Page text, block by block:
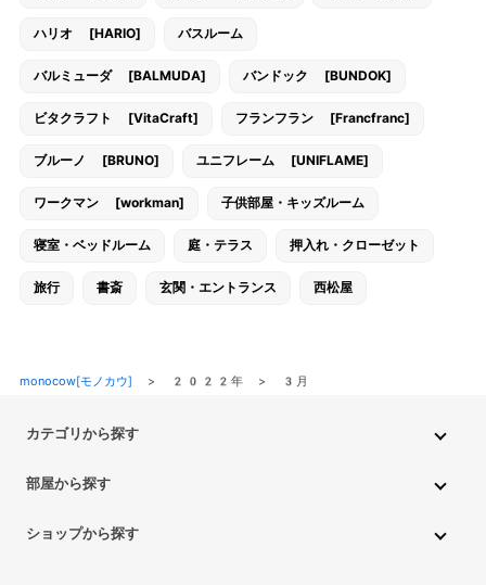
ハリオ [HARIO] バスルーム
バルミューダ [BALMUDA] バンドック [BUNDOK]
ビタクラフト [VitaCraft] フランフラン [Francfranc]
ブルーノ [BRUNO] ユニフレーム [UNIFLAME]
ワークマン [workman] 子供部屋・キッズルーム
寝室・ベッドルーム 庭・テラス 押入れ・クローゼット
旅行 書斎 玄関・エントランス 西松屋
monocow[モノカウ] > 2022年> 3月
カテゴリから探す
ペット用品 ベビー・キッズ
部屋から探す
ショップから探す